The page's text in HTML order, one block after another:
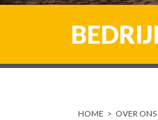
HOME > OVER ONS